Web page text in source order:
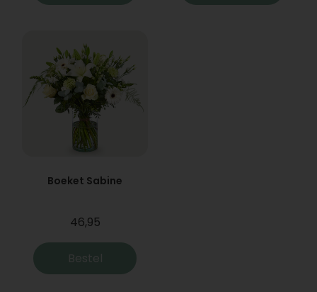
Boeket Sabine
46,95
Bestel